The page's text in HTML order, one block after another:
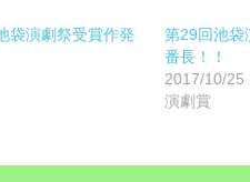
袋演劇祭受賞作発
第29回池袋
番長！！
2017/10/25
演劇賞